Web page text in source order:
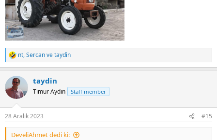
R
e
c
t
i
s
:
nt,Sercanvetaydin
taydin
Timur Aydın Staff member
28 Aralık 2023 #15
DeveliAhmet dedi ki: